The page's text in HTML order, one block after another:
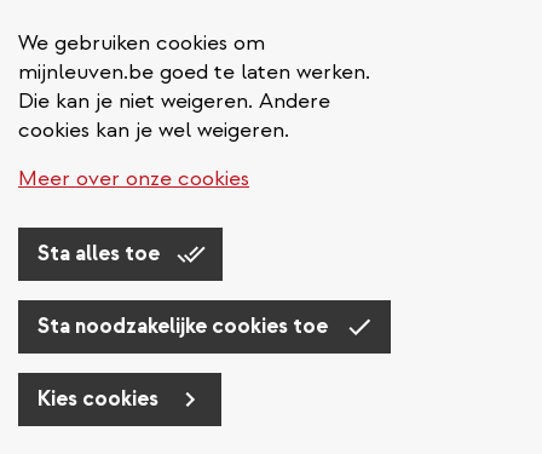
We gebruiken cookies om
mijnleuven.be goed te laten werken.
Die kan je niet weigeren. Andere
cookies kan je wel weigeren.
Meer over onze cookies
Sta alles toe
Sta noodzakelijke cookies toe
Kies cookies